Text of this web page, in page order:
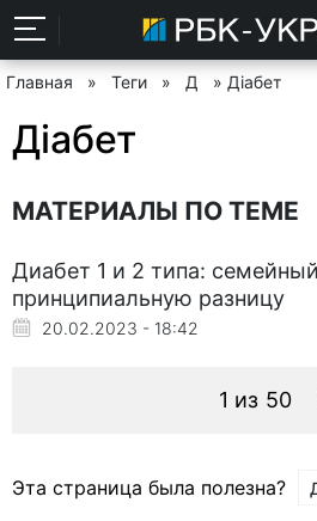
Главная » Теги » Д » Діабет
Діабет
МАТЕРИАЛЫ ПО ТЕМЕ
Диабет 1 и 2 типа:
принципиальную разницу
20.02.2023 - 18:42
1 из 50
Эта страница была полезна?